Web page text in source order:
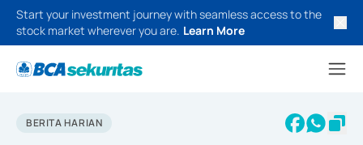
Start your investment journey with seamless access to the
stock market wherever you are. Learn More
BERITA HARIAN